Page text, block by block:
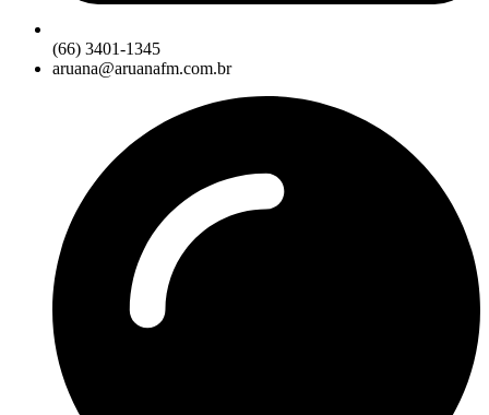
(66) 3401-1345
aruana@aruanafm.com.br